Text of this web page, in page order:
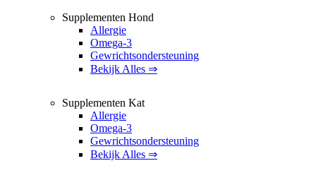
Supplementen Hond
Allergie
Omega-3
Gewrichtsondersteuning
Bekijk Alles ⇒
Supplementen Kat
Allergie
Omega-3
Gewrichtsondersteuning
Bekijk Alles ⇒